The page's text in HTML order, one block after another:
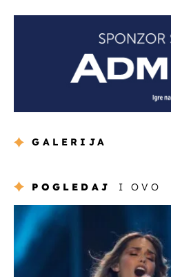
GALERIJA
POGLEDAJ I OVO